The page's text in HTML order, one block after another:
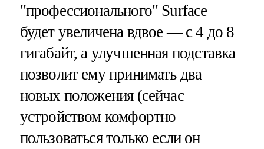
"профессионального" Surface
будет увеличена вдвое — с 4 до 8
гигабайт, а улучшенная подставка
позволит ему принимать два
новых положения (сейчас
устройством комфортно
пользоваться только если он